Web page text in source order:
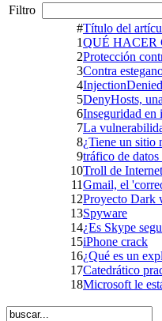
Filtro
#Título del
1QUÉ HACER
2Protección
3Contra
4
5DenyHosts,
6Inseguridad en
7La
8¿Tiene un sitio
9tráfico de datos
10Troll de Internet
11Gmail, el
12Proyecto Dark
13Spyware
14¿Es Skype
15iPhone crack
16¿Qué es un
17Catedrático
18Microsoft le